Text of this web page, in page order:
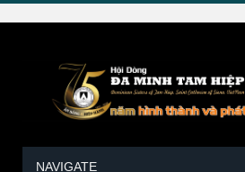
NAVIGATE